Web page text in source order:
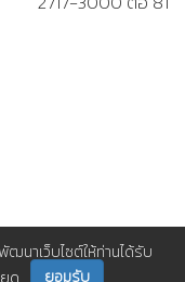
ฒนาเว็บไซต์ให้ท่านได้รับ
ยอมรับ